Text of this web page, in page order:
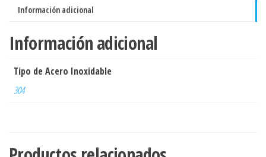
Información adicional
Información adicional
Tipo de Acero Inoxidable
304